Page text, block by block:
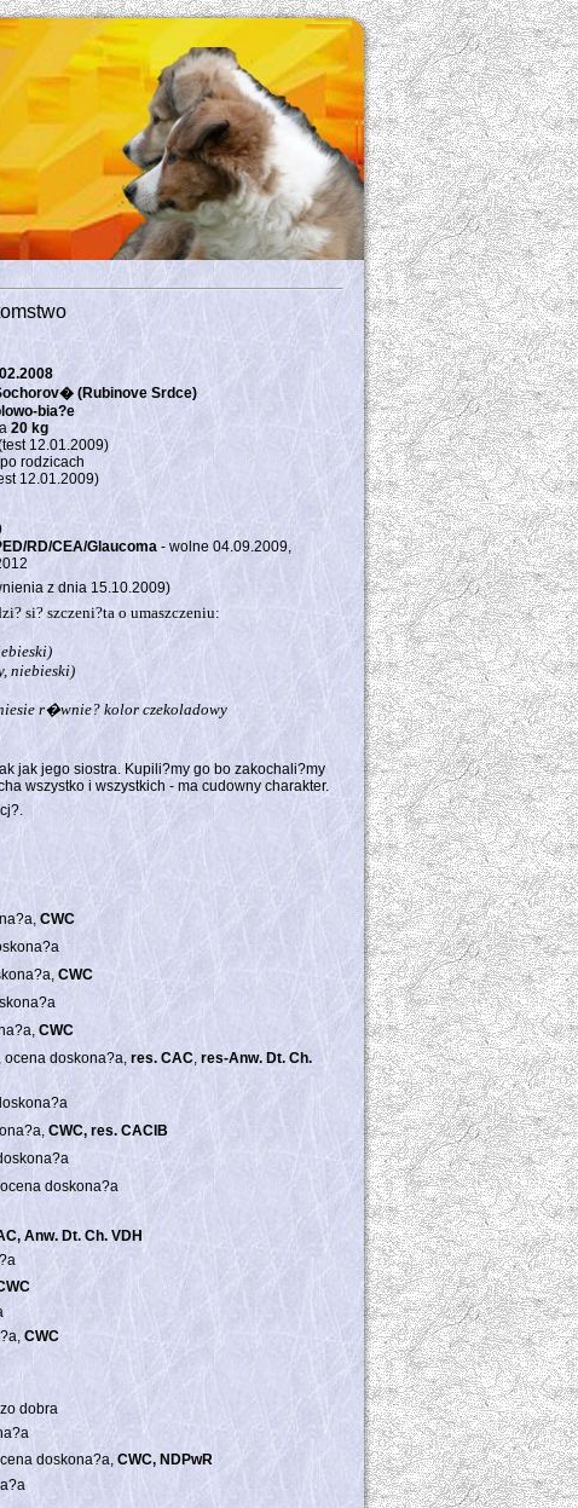
(Rubinove Srdce)
bia?e
20 kg
12.01.2009)
rodzicach
12.01.2009)
RD/CEA/Glaucoma - wolne 04.09.2009,
z dnia 15.10.2009)
si? szczeni?ta o umaszczeniu:
niebieski)
r�wnie? kolor czekoladowy
jak jego siostra. Kupili?my go bo zakochali?my
wszystko i wszystkich - ma cudowny charakter.
CWC
CWC
CWC
ocena doskona?a, res. CAC, res-Anw. Dt. Ch.
CWC, res. CACIB
doskona?a
Anw. Dt. Ch. VDH
CWC
dobra
doskona?a, CWC, NDPwR